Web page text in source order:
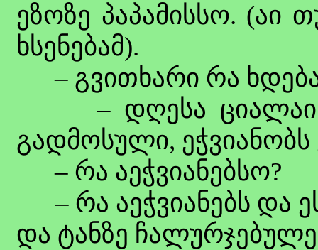
ეზოზე პაპამისსო. (აი
ხსენებამ).
– გვითხარი რა
– დღესა ციალაი
გადმოსული, ეჭვიანობს
– რა აეჭვიანებსო?
– რა აეჭვიანებს და
და ტანზე